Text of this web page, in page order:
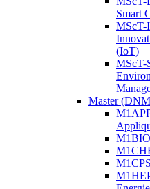
Smart
MScT-
(IoT)
MScT-
Master